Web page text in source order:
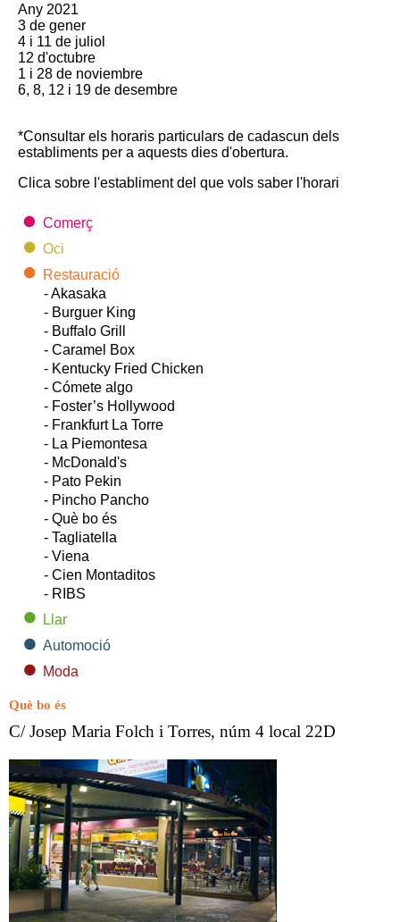
Any 2021
3 de gener
4 i 11 de juliol
12 d'octubre
1 i 28 de noviembre
6, 8, 12 i 19 de desembre
*Consultar els horaris particulars de cadascun dels
establiments per a aquests dies d'obertura.
Clica sobre l'establiment del que vols saber l'horari
Comerç
Oci
Restauració
- Akasaka
- Burguer King
- Buffalo Grill
- Caramel Box
- Kentucky Fried Chicken
- Cómete algo
- Foster’s Hollywood
- Frankfurt La Torre
- La Piemontesa
- McDonald's
- Pato Pekin
- Pincho Pancho
- Què bo és
- Tagliatella
- Viena
- Cien Montaditos
- RIBS
Llar
Automoció
Moda
Què bo és
C/ Josep Maria Folch i Torres, núm 4 local 22D